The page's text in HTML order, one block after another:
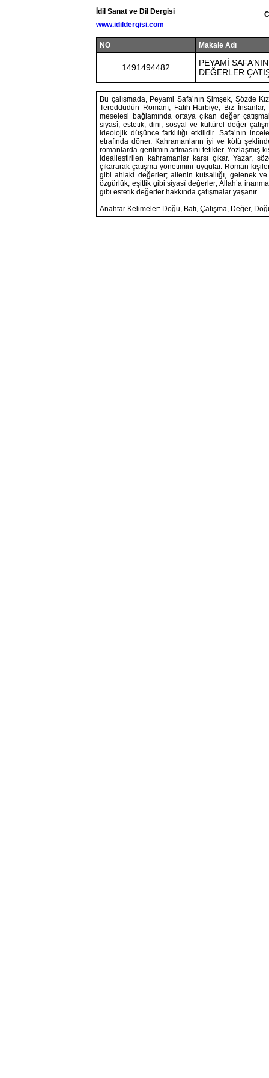
İdil Sanat ve Dil Dergisi
www.idildergisi.com
NO Makale Adı
1491494482
PEYAMİ
DEĞERLER
Bu çalışmada, Peyami Safa’nın Şimşek, Sözde
Tereddüdün Romanı, Fatih-Harbiye, Biz İnsanlar,
meselesi bağlamında ortaya çıkan değer
siyasî, estetik, dini, sosyal ve kültürel değer
ideolojik düşünce farklılığı etkilidir. Safa’nın
etrafında döner. Kahramanların iyi ve kötü
romanlarda gerilimin artmasını tetikler. Yozlaşmış
idealleştirilen kahramanlar karşı çıkar. Yazar,
çıkararak çatışma yönetimini uygular. Roman
gibi ahlaki değerler; ailenin kutsallığı, gelenek
özgürlük, eşitlik gibi siyasî değerler; Allah’a
gibi estetik değerler hakkında çatışmalar yaşanır.
Anahtar Kelimeler: Doğu, Batı, Çatışma, Değer,